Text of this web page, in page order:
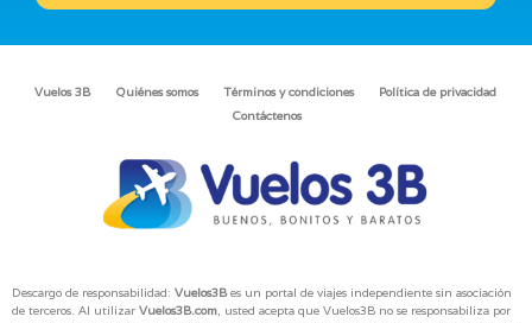
Vuelos 3B Quiénes somos Términos y condiciones
Política de privacidad
Contáctenos
Descargo de responsabilidad: Vuelos3Bes un portal de viajes independiente sin asociación
de terceros. Al utilizar Vuelos3B.com, usted acepta que Vuelos3B no se responsabiliza por